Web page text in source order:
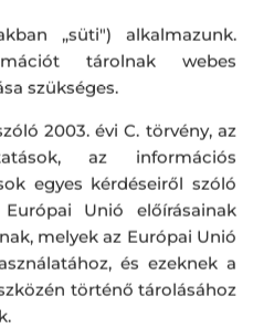
elkészítéséhez
a pamut,
amik irritálják a
„süti") alkalmazunk.
tárolnak webes
szükséges.
2003. évi C. törvény, az
az információs
egyes kérdéseiről szóló
Unió előírásainak
melyek az Európai Unió
és ezeknek a
történő tárolásához